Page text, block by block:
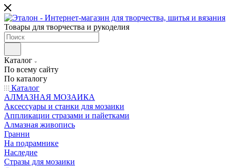
Товары для творчества и рукоделия
Каталог
По всему сайту
По каталогу
Каталог
АЛМАЗНАЯ МОЗАИКА
Аксессуары и станки для мозаики
Аппликации стразами и пайетками
Алмазная живопись
Гранни
На подрамнике
Наследие
Стразы для мозаики